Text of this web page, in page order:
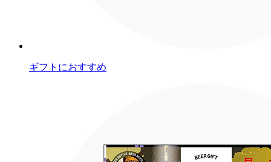
ギフトにおすすめ